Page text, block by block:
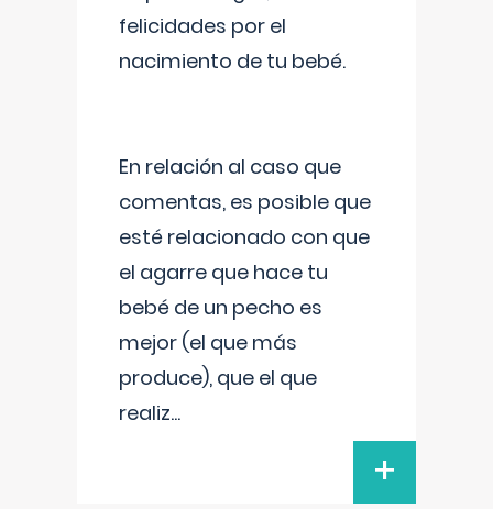
felicidades por el
nacimiento de tu bebé.
En relación al caso que
comentas, es posible que
esté relacionado con que
el agarre que hace tu
bebé de un pecho es
mejor (el que más
produce), que el que
realiz...
+